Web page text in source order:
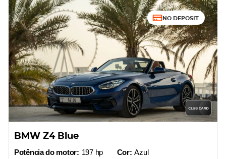
NO DEPOSIT
BMW Z4 Blue
Potência do motor: 197 hp
Cor: Azul